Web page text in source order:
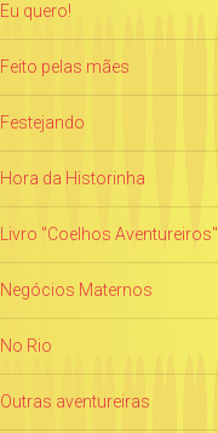
Eu quero!
Feito pelas mães
Festejando
Hora da Historinha
Livro "Coelhos Aventureiros"
Negócios Maternos
No Rio
Outras aventureiras